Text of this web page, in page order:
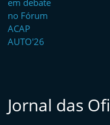
Jornal das